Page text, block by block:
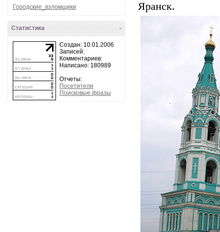
Городские_взломщики
-
Статистика
Создан: 10.01.2006
Записей:
Комментариев:
Написано: 180989
Отчеты:
Посетители
Поисковые фразы
Яранск.